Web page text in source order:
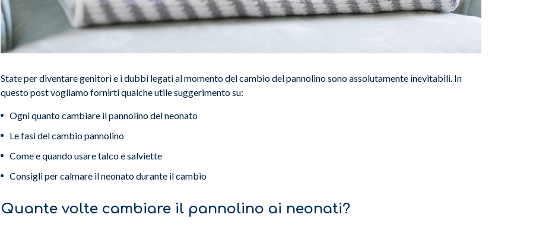
State per diventare genitori e i dubbi legati al momento del cambio del pannolino sono assolutamente inevitabili. In
questo post vogliamo fornirti qualche utile suggerimento su:
Ogni quanto cambiare il pannolino del neonato
Le fasi del cambio pannolino
Come e quando usare talco e salviette
Consigli per calmare il neonato durante il cambio
Quante volte cambiare il pannolino ai neonati?